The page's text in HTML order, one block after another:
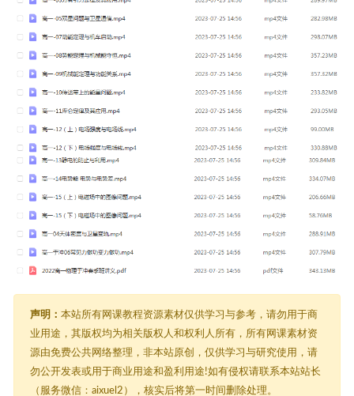
声明： 本站所有网课教程资源素材仅供学习与参考，请勿用于商
业用途，其版权均为相关版权人和权利人所有，所有网课素材资
源由免费公共网络整理，非本站原创，仅供学习与研究使用，请
勿公开发表或用于商业用途和盈利用途!如有侵权请联系本站站长
（服务微信：aixuel2），核实后将第一时间删除处理。